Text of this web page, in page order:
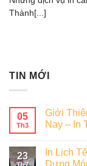
Thành[...]
TIN MỚI
05
Th3
Giới
Nay – In
23
In Lịch